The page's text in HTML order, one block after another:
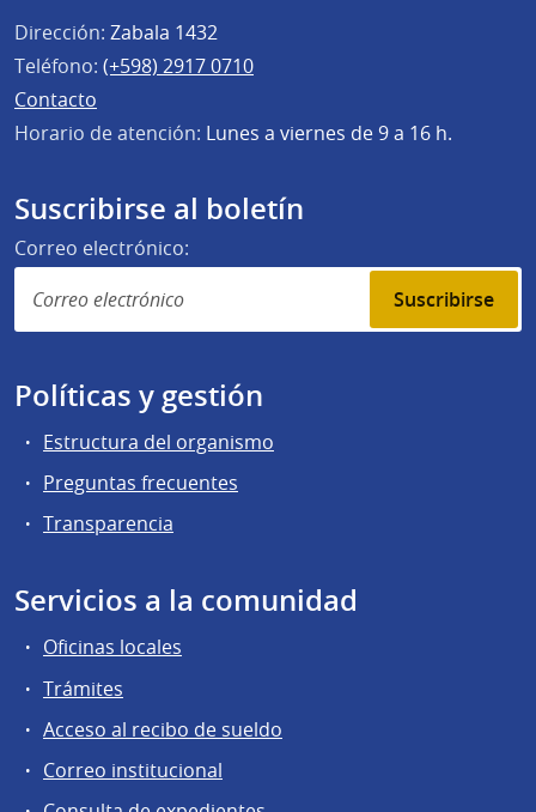
Dirección: Zabala 1432
Teléfono: (+598) 2917 0710
Contacto
Horario de atención: Lunes a viernes de 9 a 16 h.
Suscribirse al boletín
Correo electrónico:
Suscribirse
Políticas y gestión
Estructura del organismo
Preguntas frecuentes
Transparencia
Servicios a la comunidad
Oficinas locales
Trámites
Acceso al recibo de sueldo
Correo institucional